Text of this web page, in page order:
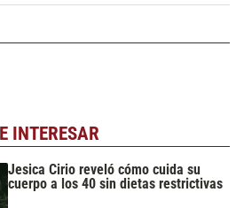
INTERESAR
Jesica Cirio reveló cómo cuida su
cuerpo a los 40 sin dietas restrictivas